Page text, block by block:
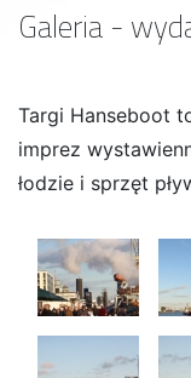
Galeria -
Targi Hanseboot
imprez
łodzie i sprzęt